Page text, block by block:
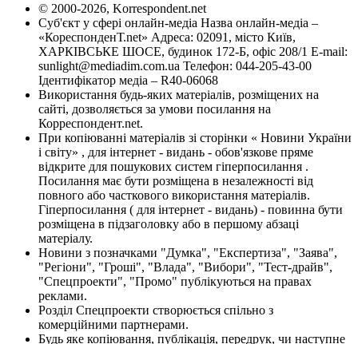
© 2000-2026, Korrespondent.net
Суб'єкт у сфері онлайн-медіа Назва онлайн-медіа –
«КореспонденТ.net» Адреса: 02091, місто Київ,
ХАРКІВСЬКЕ ШОСЕ, будинок 172-Б, офіс 208/1 E-mail:
sunlight@mediadim.com.ua Телефон: 044-205-43-00
Ідентифікатор медіа – R40-06068
Використання будь-яких матеріалів, розміщених на
сайті, дозволяється за умови посилання на
Корреспондент.net.
При копіюванні матеріалів зі сторінки « Новини України
і світу» , для інтернет - видань - обов'язкове пряме
відкрите для пошукових систем гіперпосилання .
Посилання має бути розміщена в незалежності від
повного або часткового використання матеріалів.
Гіперпосилання ( для інтернет - видань) - повинна бути
розміщена в підзаголовку або в першому абзаці
матеріалу.
Новини з позначками "Думка", "Експертиза", "Заява",
"Регіони", "Гроші", "Влада", "Вибори", "Тест-драйв",
"Спецпроекти", "Промо" публікуються на правах
реклами.
Розділ Спецпроекти створюється спільно з
комерційними партнерами.
Будь яке копіювання, публікація, передрук, чи наступне